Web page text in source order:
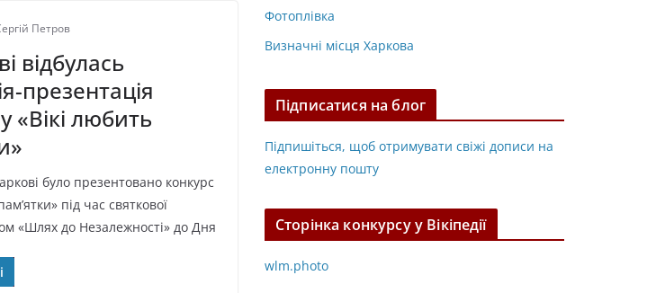
Петров
відбулась
презентація
«Вікі любить
було презентовано конкурс
під час святкової
«Шлях до Незалежності» до Дня
Фотоплівка
Визначні місця Харкова
Підписатися на блог
Підпишіться, щоб отримувати свіжі дописи на
електронну пошту
Сторінка конкурсу у Вікіпедії
wlm.photo